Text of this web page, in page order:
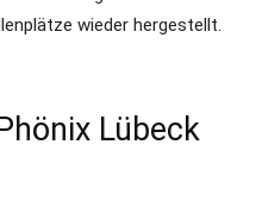
wieder hergestellt.
Lübeck